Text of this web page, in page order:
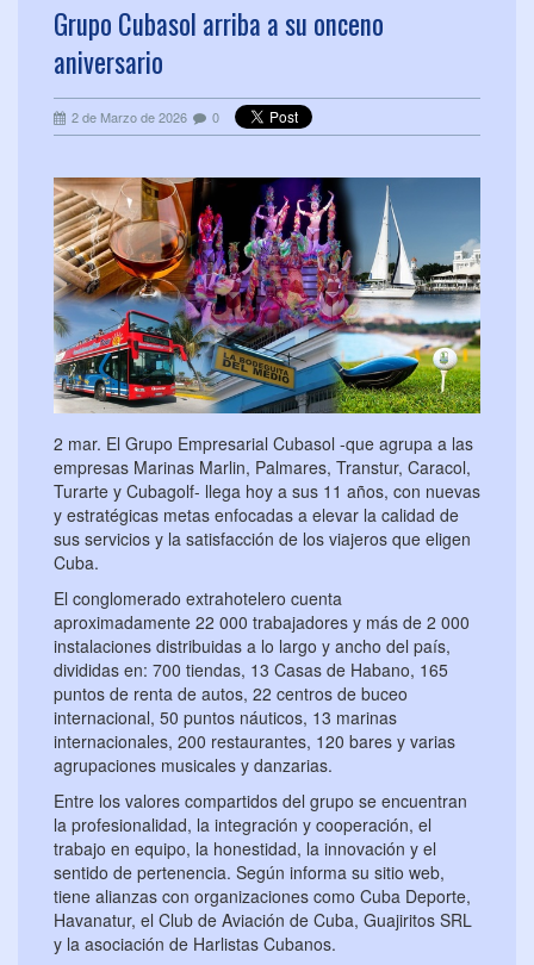
Grupo Cubasol arriba a su onceno
aniversario
2 de Marzo de 2026 0
2 mar. El Grupo Empresarial Cubasol -que agrupa a las
empresas Marinas Marlin, Palmares, Transtur, Caracol,
Turarte y Cubagolf- llega hoy a sus 11 años, con nuevas
y estratégicas metas enfocadas a elevar la calidad de
sus servicios y la satisfacción de los viajeros que eligen
Cuba.
El conglomerado extrahotelero cuenta
aproximadamente 22 000 trabajadores y más de 2 000
instalaciones distribuidas a lo largo y ancho del país,
divididas en: 700 tiendas, 13 Casas de Habano, 165
puntos de renta de autos, 22 centros de buceo
internacional, 50 puntos náuticos, 13 marinas
internacionales, 200 restaurantes, 120 bares y varias
agrupaciones musicales y danzarias.
Entre los valores compartidos del grupo se encuentran
la profesionalidad, la integración y cooperación, el
trabajo en equipo, la honestidad, la innovación y el
sentido de pertenencia. Según informa su sitio web,
tiene alianzas con organizaciones como Cuba Deporte,
Havanatur, el Club de Aviación de Cuba, Guajiritos SRL
y la asociación de Harlistas Cubanos.